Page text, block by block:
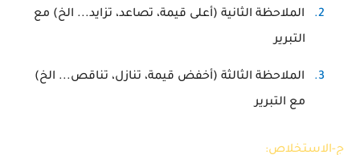
2.
الملاحظة الثانية (أعلى قيمة، تصاعد، تزايد... الخ) مع
التبرير
3.
الملاحظة الثالثة (أخفض قيمة، تنازل، تناقص... الخ)
مع التبرير
ج-الاستخلاص: